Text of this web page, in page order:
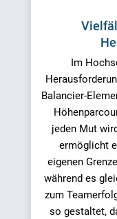
Im
Balancier-
jeden Mut
ermöglicht
eigenen
während es
zum
so gestaltet,